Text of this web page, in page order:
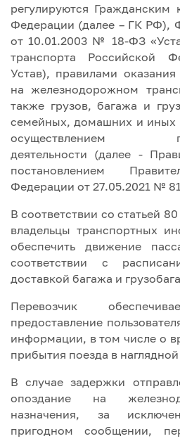
регулируются Гражданским
Федерации (далее – ГК РФ),
от 10.01.2003 № 18-ФЗ
транспорта Российской
Устав), правилами
на железнодорожном
также грузов, багажа и
семейных, домашних и иных
осуществлением
деятельности (далее -
постановлением
Федерации от 27.05.2021 №
В соответствии со статьей
владельцы транспортных
обеспечить движение
соответствии с
доставкой багажа и
Перевозчик
предоставление
информации, в том числе о
прибытия поезда в
В случае задержки
опоздание на
назначения, за
пригодном сообщении,